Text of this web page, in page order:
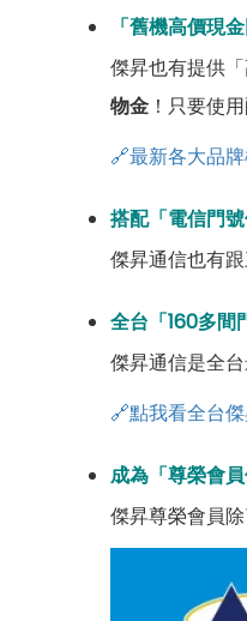
「舊機高價現
傑昇也有提供
物金 ！只要使
🔗最新各大品
搭配「電信門
傑昇通信也有
全台「160多間
傑昇通信是全
🔗點我看全台
成為「尊榮會
傑昇尊榮會員